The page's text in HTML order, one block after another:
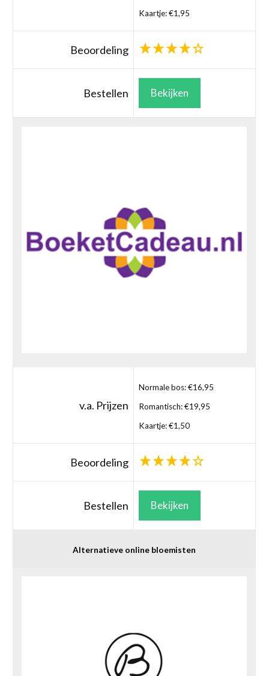
Kaartje: €1,95
Beoordeling
Bestellen Bekijken
v.a. Prijzen
Normale bos: €16,95
Romantisch: €19,95
Kaartje: €1,50
Beoordeling
Bestellen Bekijken
Alternatieve online bloemisten